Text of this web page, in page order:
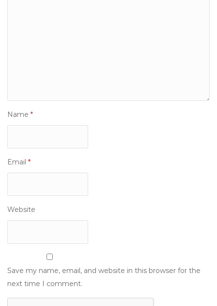
Name *
Email *
Website
Save my name, email, and website in this browser for the
next time I comment.